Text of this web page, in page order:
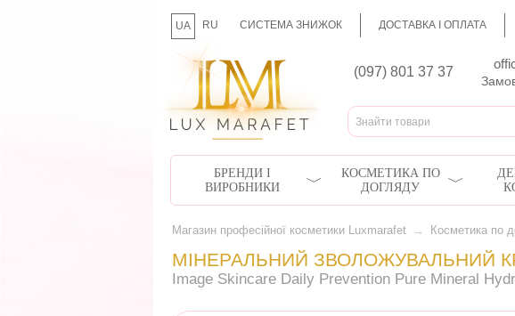
UA RU СИСТЕМА ЗНИЖОК ДОСТАВКА І ОПЛАТА
(097) 801 37 37
БРЕНДИ І
ВИРОБНИКИ
КОСМЕТИКА ПО
ДОГЛЯДУ
Магазин професійної косметики Luxmarafet → Косметика по
МІНЕРАЛЬНИЙ ЗВОЛОЖУВАЛЬНИЙ
Image Skincare Daily Prevention Pure Mineral